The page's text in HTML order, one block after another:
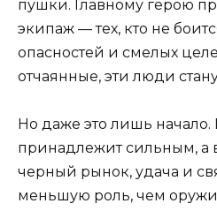
пушки. Главному герою
экипаж — тех, кто не
опасностей и смелых
отчаянные, эти люди
Но даже это лишь начало.
принадлежит сильным, а
черный рынок, удача и
меньшую роль, чем